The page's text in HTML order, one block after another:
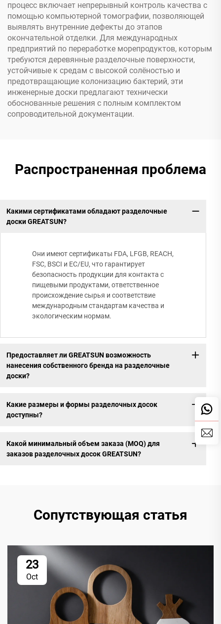
процесс включает непрерывный контроль качества с
помощью компьютерной томографии, позволяющей
выявлять внутренние дефекты до этапов
окончательной отделки. Для международных
предприятий по переработке морепродуктов, которым
требуются деревянные разделочные поверхности,
устойчивые к средам с высокой солёностью и
предотвращающие колонизацию бактерий, эти
инженерные доски предлагают технически
обоснованные решения с полным комплектом
сопроводительной документации.
Распространенная проблема
Какими сертификатами обладают разделочные
доски GREATSUN?
Они имеют сертификаты FDA, LFGB, REACH,
FSC, BSCI и EC/EU, что гарантирует
безопасность продукции для контакта с
пищевыми продуктами, ответственное
происхождение сырья и соответствие
международным стандартам качества и
экологическим нормам.
Предоставляет ли GREATSUN возможность
нанесения собственного бренда на разделочные
доски?
Какие размеры и формы разделочных досок
доступны?
Какой минимальный объем заказа (MOQ) для
заказов разделочных досок GREATSUN?
Сопутствующая статья
23
Oct